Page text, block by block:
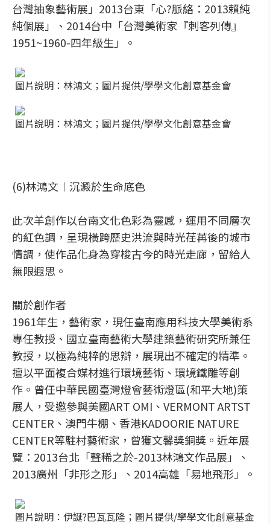
台灣抽象藝術展」2013台東「心?脈絡：2013賴純
純個展」、2014台中「台灣美術家『刺客列傳』
1951~1960-四年級生」。
圖片說明：林鴻文；圖片提供/學學文化創意基金會
圖片說明：林鴻文；圖片提供/學學文化創意基金會
(6)林鴻文︱沉澱於生命底色
此次羊創作以台南文化色彩為靈感，運用不同層次
的紅色調，呈現橫跨歷史洪流與時光荏苒後的城市
情調，使作品化身為穿梭古今的時光走廊，留給人
無限遐思。
關於創作者
1961年生，藝術家，現任臺南應用科技大學美術系
專任教授、國立臺南藝術大學建築藝術研究所兼任
教授，以極為純粹的思辯，展現出不確定的精準。
擅以平面複合媒材進行環境藝術、環境鐵雕等創
作。曾任中華民國臺灣燈會藝術燈區(和平大地)策
展人，受邀參與美國ART OMI、VERMONT ARTST
CENTER、澳門牛棚、香港KADOORIE NATURE
CENTER等駐村藝術家，曾獲文馨獎銅獎。近年展
覽：2013台北「聲稀之於-2013林鴻文作品展」、
2013廣州「非形之形」、2014高雄「易地飛形」。
圖片說明：伊誕?巴瓦瓦隆；圖片提供/學學文化創意基金